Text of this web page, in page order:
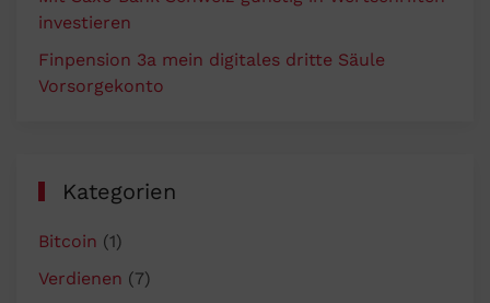
investieren
Finpension 3a mein digitales dritte Säule
Vorsorgekonto
Kategorien
Bitcoin (1)
Verdienen (7)